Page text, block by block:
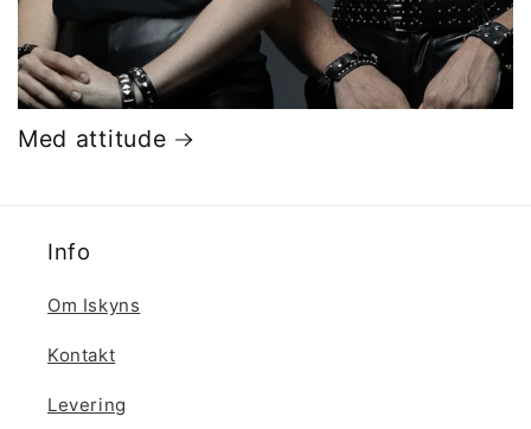
Med attitude
Info
Om Iskyns
Kontakt
Levering